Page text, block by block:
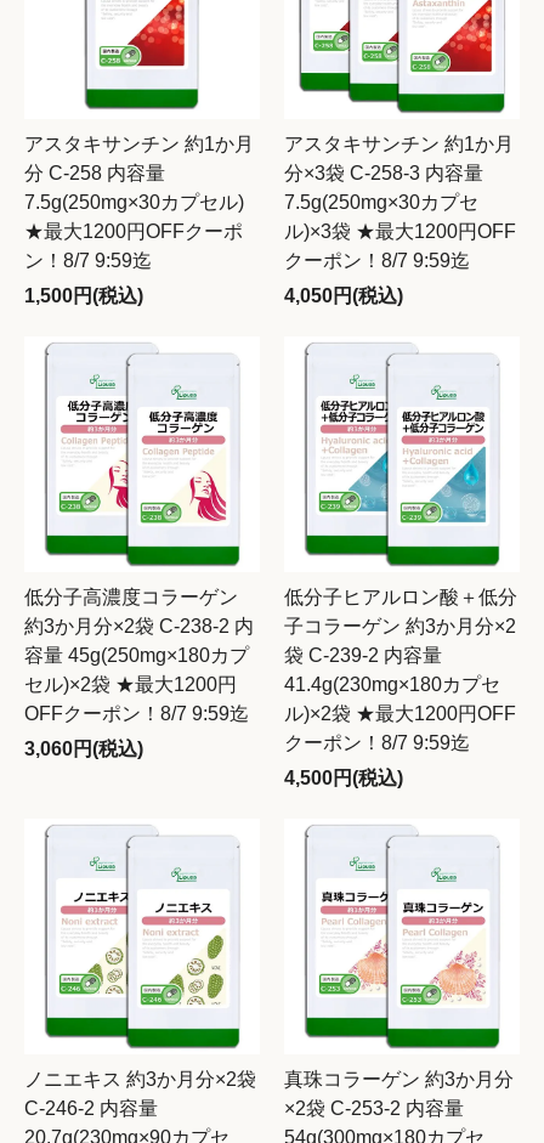
アスタキサンチン 約1か月
分 C-258 内容量
7.5g(250mg×30カプセル)
★最大1200円OFFクーポ
ン！8/7 9:59迄
1,500円(税込)
アスタキサンチン 約1か月
分×3袋 C-258-3 内容量
7.5g(250mg×30カプセ
ル)×3袋 ★最大1200円OFF
クーポン！8/7 9:59迄
4,050円(税込)
低分子高濃度コラーゲン
約3か月分×2袋 C-238-2 内
容量 45g(250mg×180カプ
セル)×2袋 ★最大1200円
OFFクーポン！8/7 9:59迄
3,060円(税込)
低分子ヒアルロン酸＋低分
子コラーゲン 約3か月分×2
袋 C-239-2 内容量
41.4g(230mg×180カプセ
ル)×2袋 ★最大1200円OFF
クーポン！8/7 9:59迄
4,500円(税込)
ノニエキス 約3か月分×2袋
C-246-2 内容量
20.7g(230mg×90カプセ
真珠コラーゲン 約3か月分
×2袋 C-253-2 内容量
54g(300mg×180カプセ